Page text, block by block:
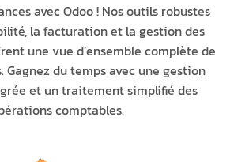
avec Odoo ! Nos outils robustes
la facturation et la gestion des
une vue d’ensemble complète de
Gagnez du temps avec une gestion
et un traitement simplifié des
comptables.